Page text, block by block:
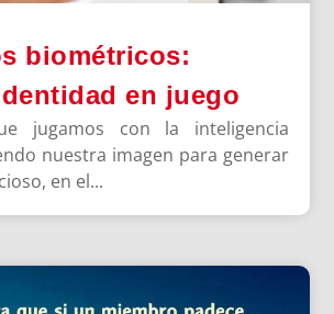
biométricos:
en juego
jugamos con la inteligencia
nuestra imagen para generar
en el...